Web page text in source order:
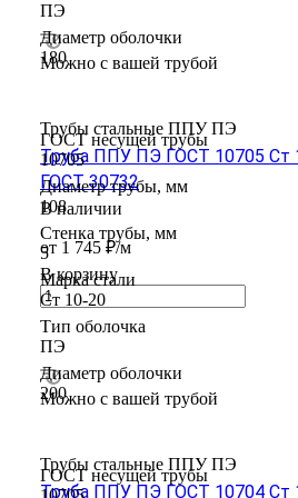
ПЭ
Диаметр оболочки
180
ГОСТ несущей трубы
10705
Диаметр трубы, мм
108
Стенка трубы, мм
5
Марка стали
Ст 10-20
Тип оболочка
ПЭ
Диаметр оболочки
200
ГОСТ несущей трубы
Можно с вашей трубой
Трубы стальные ППУ ПЭ
Труба ППУ ПЭ ГОСТ 10705 Ст
ГОСТ 30732
В наличии
от 1 745 ₽/м
В корзину
Можно с вашей трубой
Трубы стальные ППУ ПЭ
Труба ППУ ПЭ ГОСТ 10704 Ст